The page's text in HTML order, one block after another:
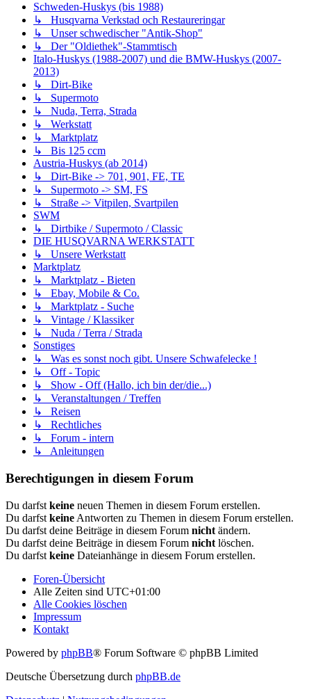
Schweden-Huskys (bis 1988)
↳ Husqvarna Verkstad och Restaureringar
↳ Unser schwedischer "Antik-Shop"
↳ Der "Oldiethek"-Stammtisch
Italo-Huskys (1988-2007) und die BMW-Huskys (2007-
2013)
↳ Dirt-Bike
↳ Supermoto
↳ Nuda, Terra, Strada
↳ Werkstatt
↳ Marktplatz
↳ Bis 125 ccm
Austria-Huskys (ab 2014)
↳ Dirt-Bike -> 701, 901, FE, TE
↳ Supermoto -> SM, FS
↳ Straße -> Vitpilen, Svartpilen
SWM
↳ Dirtbike / Supermoto / Classic
DIE HUSQVARNA WERKSTATT
↳ Unsere Werkstatt
Marktplatz
↳ Marktplatz - Bieten
↳ Ebay, Mobile & Co.
↳ Marktplatz - Suche
↳ Vintage / Klassiker
↳ Nuda / Terra / Strada
Sonstiges
↳ Was es sonst noch gibt. Unsere Schwafelecke !
↳ Off - Topic
↳ Show - Off (Hallo, ich bin der/die...)
↳ Veranstaltungen / Treffen
↳ Reisen
↳ Rechtliches
↳ Forum - intern
↳ Anleitungen
Berechtigungen in diesem Forum
Du darfst keine neuen Themen in diesem Forum erstellen.
Du darfst keine Antworten zu Themen in diesem Forum erstellen.
Du darfst deine Beiträge in diesem Forum nicht ändern.
Du darfst deine Beiträge in diesem Forum nicht löschen.
Du darfst keine Dateianhänge in diesem Forum erstellen.
Foren-Übersicht
Alle Zeiten sind UTC+01:00
Alle Cookies löschen
Impressum
Kontakt
Powered by phpBB® Forum Software © phpBB Limited
Deutsche Übersetzung durch phpBB.de